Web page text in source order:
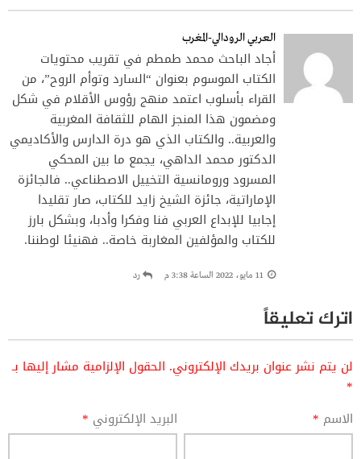
العربي الرودالي-المغرب
أجاد الباحث محمد طمطم في تقريب محتويات
الكتاب الموسوم بعنوان “السارد وتوأم الروح”، من
القراء بأسلوب اعتمد منهج رؤوس الأقلام في شكل
ومضمون هذا المنجز الهام للثقافة المغربية
والعربية.. والكتاب الذي هو درة الدارس والأكاديمي
الدكتور محمد الداهي، يجمع ما بين المحكي
المسرود ورومانسية التخييل الاصطناعي.. فالجائزة
الإماراتية، جائزة الشيخ زايد للكتاب، صار تقليدا
إجابيا للإبداع العربي فنا وفكرا وأدبا، وبشكل بارز
للكتاب والمؤلفين المغاربة خاصة.. فهنيئا لوطننا.
11 مايو، 2022 الساعة 3:38 م رد
اترك تعليقاً
لن يتم نشر عنوان بريدك الإلكتروني. الحقول الإلزامية مشار إليها بـ
*
الاسم * البريد الإلكتروني *